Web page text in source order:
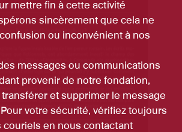
mettre fin à cette activité
sincèrement que cela ne
ou inconvénient à nos
messages ou communications
provenir de notre fondation,
et supprimer le message
votre sécurité, vérifiez toujours
couriels en nous contactant